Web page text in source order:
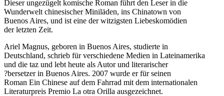
Dieser ungezügelt komische Roman führt den Leser in die
Wunderwelt chinesischer Miniläden, ins Chinatown von
Buenos Aires, und ist eine der witzigsten Liebeskomödien
der letzten Zeit.
Ariel Magnus, geboren in Buenos Aires, studierte in
Deutschland, schrieb für verschiedene Medien in Lateinamerika
und die taz und lebt heute als Autor und literarischer
?bersetzer in Buenos Aires. 2007 wurde er für seinen
Roman Ein Chinese auf dem Fahrrad mit dem internationalen
Literaturpreis Premio La otra Orilla ausgezeichnet.